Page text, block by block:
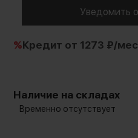
Уведомить
%Кредит от 1273 ₽/мес
Наличие на складах
Временно отсутствует